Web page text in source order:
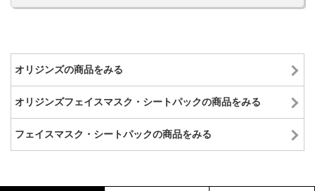
オリジンズの商品をみる
オリジンズフェイスマスク・シートパックの商品をみる
フェイスマスク・シートパックの商品をみる